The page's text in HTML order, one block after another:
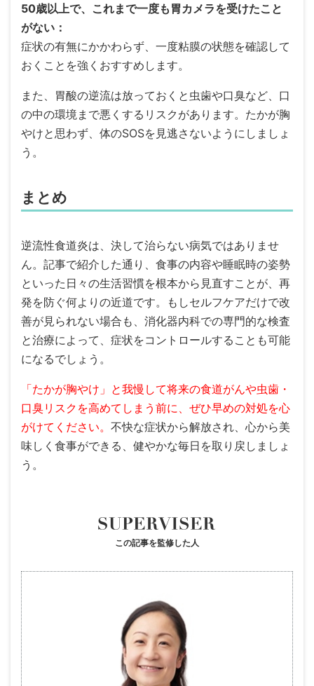
50歳以上で、これまで一度も胃カメラを受けたこと
がない：
症状の有無にかかわらず、一度粘膜の状態を確認して
おくことを強くおすすめします。
また、胃酸の逆流は放っておくと虫歯や口臭など、口
の中の環境まで悪くするリスクがあります。たかが胸
やけと思わず、体のSOSを見逃さないようにしましょ
う。
まとめ
逆流性食道炎は、決して治らない病気ではありませ
ん。記事で紹介した通り、食事の内容や睡眠時の姿勢
といった日々の生活習慣を根本から見直すことが、再
発を防ぐ何よりの近道です。もしセルフケアだけで改
善が見られない場合も、消化器内科での専門的な検査
と治療によって、症状をコントロールすることも可能
になるでしょう。
「たかが胸やけ」と我慢して将来の食道がんや虫歯・
口臭リスクを高めてしまう前に、ぜひ早めの対処を心
がけてください。 不快な症状から解放され、心から美
味しく食事ができる、健やかな毎日を取り戻しましょ
う。
この記事を監修した人